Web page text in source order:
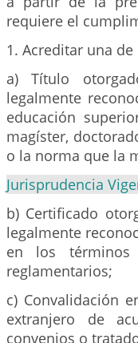
requiere el
1. Acreditar una
a) Título
legalmente
educación
magíster,
o la norma que la
Jurisprudencia
b) Certificado
legalmente
en los
reglamentarios;
c) Convalidación
extranjero de
convenios o